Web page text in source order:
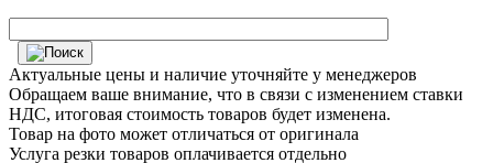
Актуальные цены и наличие уточняйте у менеджеров
Обращаем ваше внимание, что в связи с изменением ставки
НДС, итоговая стоимость товаров будет изменена.
Товар на фото может отличаться от оригинала
Услуга резки товаров оплачивается отдельно